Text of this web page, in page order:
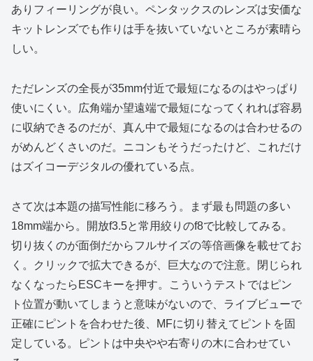
ありフィーリングが良い。ペンタックスのレンズは安価な
キットレンズでも作りは手を抜いていないところが素晴ら
しい。
ただレンズの全長が35mm付近で最短になるのはやっぱり
使いにくい。広角端か望遠端で最短になってくれれば容易
に収納できるのだが、真ん中で最短になるのは合わせるの
がめんどくさいのだ。ニコンもそうだったけど、これだけ
はズイコーデジタルの優れている点。
さて次は本題の描写性能に移ろう。まず最も問題の多い
18mm端から。開放f3.5と常用絞りのf8で比較してみる。
切り抜くのが面倒だからフルサイズの等倍画像を載せてお
く。クリックで拡大できるが、巨大なので注意。閉じられ
なくなったらESCキーを押す。こういうテストではピン
ト位置が動いてしまうと意味がないので、ライブビューで
正確にピントを合わせた後、MFに切り替えてピントを固
定している。ピントは中央やや右寄りの木に合わせてい